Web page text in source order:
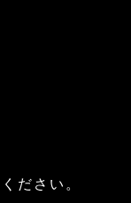
ださい。